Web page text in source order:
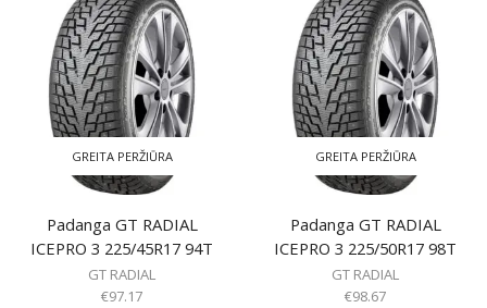
GREITA PERŽIŪRA
Padanga GT RADIAL
ICEPRO 3 225/45R17 94T
GT RADIAL
€97.17
GREITA PERŽIŪRA
Padanga GT RADIAL
ICEPRO 3 225/50R17 98T
GT RADIAL
€98.67